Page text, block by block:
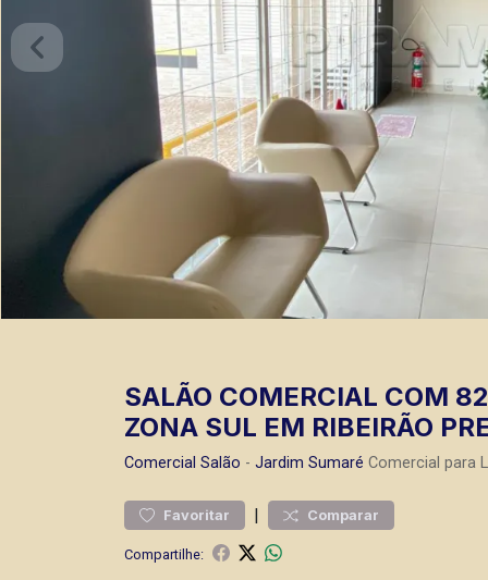
SALÃO COMERCIAL COM
ZONA SUL EM RIBEIRÃO
Comercial Salão - Jardim Sumaré Comercial para
Favoritar | Comparar
Compartilhe: